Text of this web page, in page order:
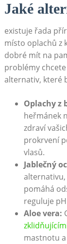
Jaké
existuje⁣ řada
místo ‌oplachů z
dobré mít na
problémy
alternativ,‍ které
Oplachy z
heřmánek
zdraví
prokrvení⁣
vlasů.
Jablečný
alternativu,
pomáhá
reguluje
Aloe ⁤vera:
mastnotu